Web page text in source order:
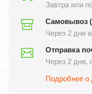
Завтра или
Самовывоз
Через 2 дня
Отправка
Через 2 дня,
Подробнее о